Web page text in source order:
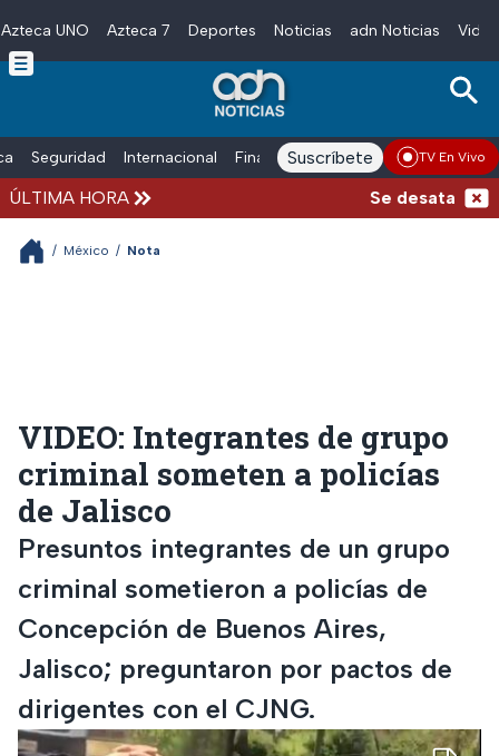
Skip to main content
Azteca UNO Azteca 7 Deportes Noticias adn Noticias
Seguridad Internacional Finanzas adn Noticias Radio
Suscríbete TV En Vivo
ÚLTIMA HORA Se desata
/ México / Nota
VIDEO: Integrantes de grupo
criminal someten a policías
de Jalisco
Presuntos integrantes de un grupo
criminal sometieron a policías de
Concepción de Buenos Aires,
Jalisco; preguntaron por pactos de
dirigentes con el CJNG.